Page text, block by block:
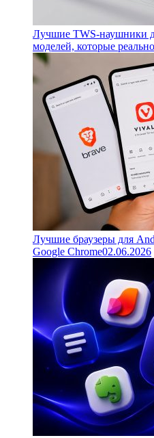
Лучшие TWS-наушники
моделей, которые
Лучшие браузеры для
Google Chrome02.06.2026